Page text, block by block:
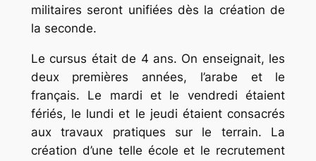
militaires seront unifiées dès la création de
la seconde.
Le cursus était de 4 ans. On enseignait, les
deux premières années, l’arabe et le
français. Le mardi et le vendredi étaient
fériés, le lundi et le jeudi étaient consacrés
aux travaux pratiques sur le terrain. La
création d’une telle école et le recrutement